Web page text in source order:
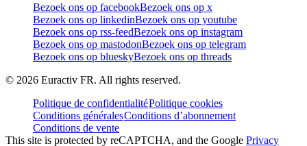
Bezoek ons op facebookBezoek ons op x
Bezoek ons op linkedinBezoek ons op youtube
Bezoek ons op rss-feedBezoek ons op instagram
Bezoek ons op mastodonBezoek ons op telegram
Bezoek ons op blueskyBezoek ons op threads
© 2026 Euractiv FR. All rights reserved.
Politique de confidentialitéPolitique cookies
Conditions généralesConditions d’abonnement
Conditions de vente
This site is protected by reCAPTCHA, and the Google Privacy